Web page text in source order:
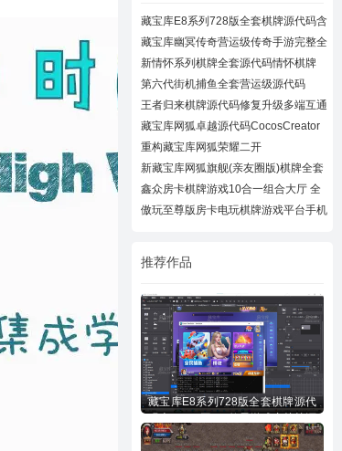
藏宝库E8系列728版全套棋牌源代码含
728UI工
藏宝库幽冥传奇营运级传奇手游完整全
套源代
新情怀系列棋牌全套源代码情怀棋牌
700+子游
第六代街机捕鱼全套营运级源代码
Creator跨
王者归来棋牌源代码修复升级多端互通
近百款
藏宝库网狐卓越源代码CocosCreator
卓越版全
重构藏宝库网狐荣耀二开
CocosCreator开拓版
新藏宝库网狐旗舰(亲友圈版)棋牌全套
源码下
鑫众房卡棋牌游戏10合一组合大厅 全
套组件
傲玩至尊版房卡电玩棋牌游戏平台手机
推荐作品
藏宝库E8系列728版全套棋牌源代
码下载